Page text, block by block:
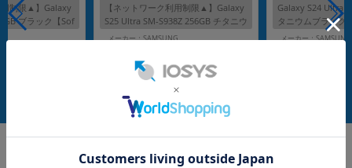
制限▲】Galaxy
ブラック【Sof
【ネットワーク利用制限▲】Galaxy
S25 Ultra SM-S938Z 256GB チタニウ
ムシルバーブルー【SoftBank版 SIM
メーカー：SAMSUNG
付属品: 本体のみ(Sペン付属)
在庫数：1
中古Bランク 137,800 円
Galaxy S24 Ultra
タニウムブラック
フリー】
メーカー：SAMSUNG